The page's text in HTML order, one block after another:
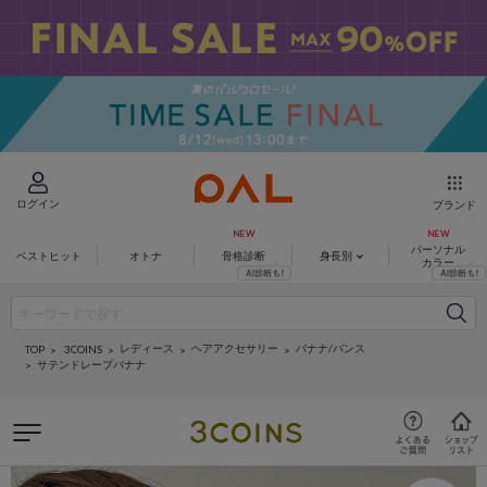
ログイン ブランド
ベストヒット オトナ 骨格診断 身長別
パーソナル
カラー
TOP 3COINS レディース ヘアアクセサリー
バナナ/バンス
サテンドレープバナナ